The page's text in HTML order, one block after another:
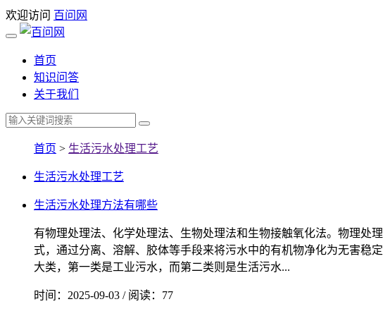
欢迎访问 百问网
首页
知识问答
关于我们
首页 > 生活污水处理工艺
生活污水处理工艺
生活污水处理方法有哪些
有物理处理法、化学处理法、生物处理法和生物接触氧化法。物理处
式，通过分离、溶解、胶体等手段来将污水中的有机物净化为无害稳
大类，第一类是工业污水，而第二类则是生活污水...
时间：2025-09-03 / 阅读：77